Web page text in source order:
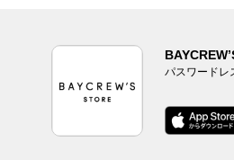
パスワードレ